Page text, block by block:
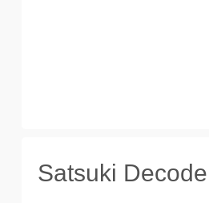
Satsuki